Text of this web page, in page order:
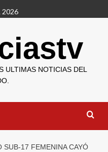
2026
ULTIMAS NOTICIAS DEL
SUB-17 FEMENINA CAYÓ